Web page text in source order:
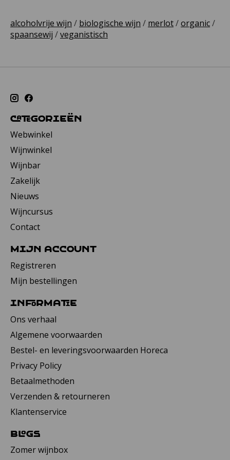
alcoholvrije wijn / biologische wijn / merlot/organic/
spaansewij /veganistisch
Categorieën
Webwinkel
Wijnwinkel
Wijnbar
Zakelijk
Nieuws
Wijncursus
Contact
Mijn account
Registreren
Mijn bestellingen
Informatie
Ons verhaal
Algemene voorwaarden
Bestel- en leveringsvoorwaarden Horeca
Privacy Policy
Betaalmethoden
Verzenden & retourneren
Klantenservice
Blogs
Zomer wijnbox